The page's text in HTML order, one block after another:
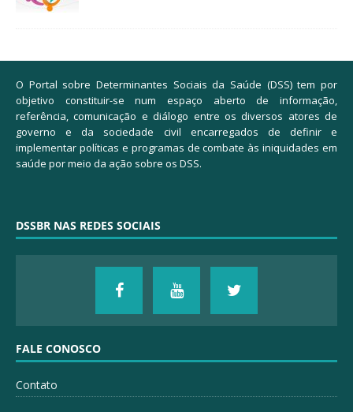
O Portal sobre Determinantes Sociais da Saúde (DSS) tem por
objetivo constituir-se num espaço aberto de informação,
referência, comunicação e diálogo entre os diversos atores de
governo e da sociedade civil encarregados de definir e
implementar políticas e programas de combate às iniquidades em
saúde por meio da ação sobre os DSS.
DSSBR NAS REDES SOCIAIS
FALE CONOSCO
Contato